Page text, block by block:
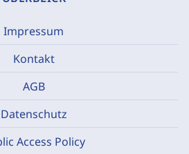
Impressum
Kontakt
AGB
Datenschutz
Access Policy